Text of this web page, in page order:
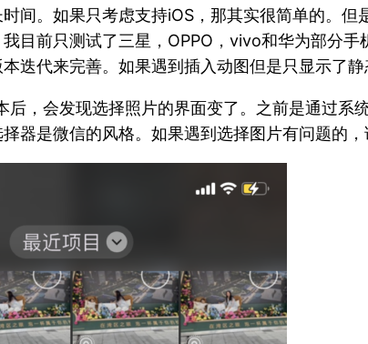
间。如果只考虑支持iOS，那其实很简单的。
目前只测试了三星，OPPO，vivo和华为部分
迭代来完善。如果遇到插入动图但是只显示了静
后，会发现选择照片的界面变了。之前是通过
器是微信的风格。如果遇到选择图片有问题的，